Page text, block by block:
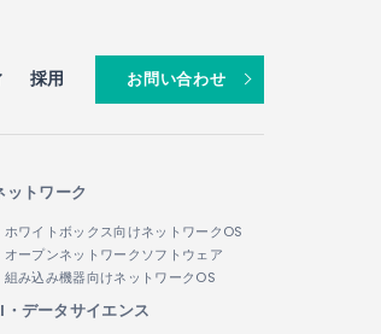
採用 お問い合わせ
ットワーク
ホワイトボックス向けネットワークOS
オープンネットワークソフトウェア
組み込み機器向けネットワークOS
・データサイエンス